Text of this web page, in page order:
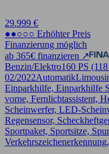
29.999 €
●●○○○ Erhöhter Preis
Finanzierung möglich
ab 365€ finanzieren ↗
Benzin/Elektro160 PS
02/2022Automatik
Einparkhilfe, Einparkhilfe
vorne, Fernlichtassistent,
Scheinwerfer, LED-
Regensensor,
Sportpaket, Sportsitze,